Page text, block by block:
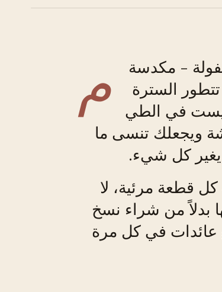
م
- مكدسة
السترة
ليست في الطي
ويجعلك تنسى ما
يغير كل شيء.
قطعة مرئية، لا
بدلاً من شراء نسخ
عائدات في كل مرة